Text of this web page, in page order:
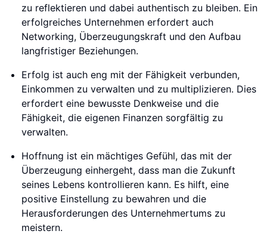
zu reflektieren und dabei authentisch zu bleiben. Ein
erfolgreiches Unternehmen erfordert auch
Networking, Überzeugungskraft und den Aufbau
langfristiger Beziehungen.
Erfolg ist auch eng mit der Fähigkeit verbunden,
Einkommen zu verwalten und zu multiplizieren. Dies
erfordert eine bewusste Denkweise und die
Fähigkeit, die eigenen Finanzen sorgfältig zu
verwalten.
Hoffnung ist ein mächtiges Gefühl, das mit der
Überzeugung einhergeht, dass man die Zukunft
seines Lebens kontrollieren kann. Es hilft, eine
positive Einstellung zu bewahren und die
Herausforderungen des Unternehmertums zu
meistern.